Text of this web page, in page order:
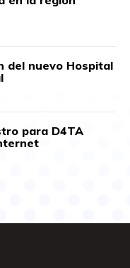
del nuevo Hospital
para D4TA